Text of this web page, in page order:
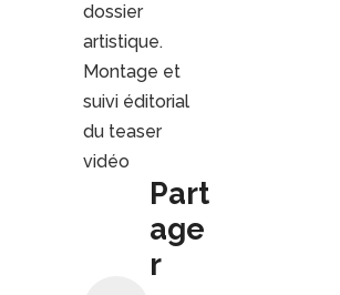
dossier
artistique.
Montage et
suivi éditorial
du teaser
vidéo
Part
age
r